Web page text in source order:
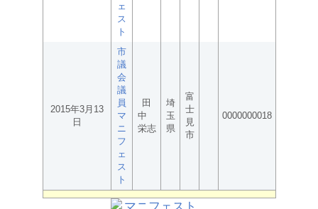
ェ
ス
ト
2015年3月13
日
市
議
会
議
員
マ
ニ
フ
ェ
ス
ト
田
中
栄志
埼
玉
県
富
士
見
市
0000000018